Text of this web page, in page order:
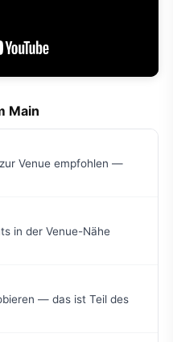
Main
Venue empfohlen —
in der Venue-Nähe
— das ist Teil des